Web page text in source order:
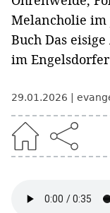
Melancholie im
Buch Das
im
29.01.2026